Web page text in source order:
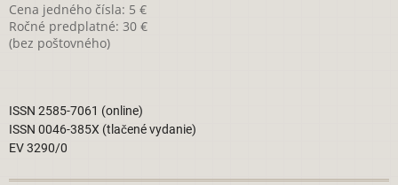
Cena jedného čísla: 5 €
Ročné predplatné: 30 €
(bez poštovného)
ISSN 2585-7061 (online)
ISSN 0046-385X (tlačené vydanie)
EV 3290/0